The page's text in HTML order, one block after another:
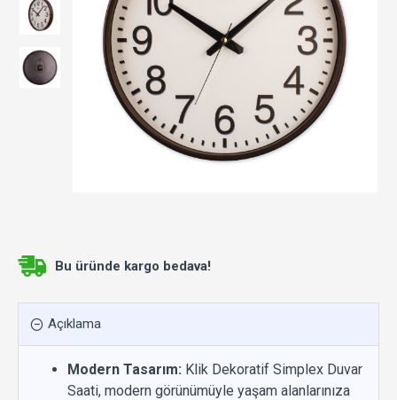
Bu üründe kargo bedava!
Açıklama
Modern Tasarım: Klik Dekoratif Simplex Duvar
Saati, modern görünümüyle yaşam alanlarınıza